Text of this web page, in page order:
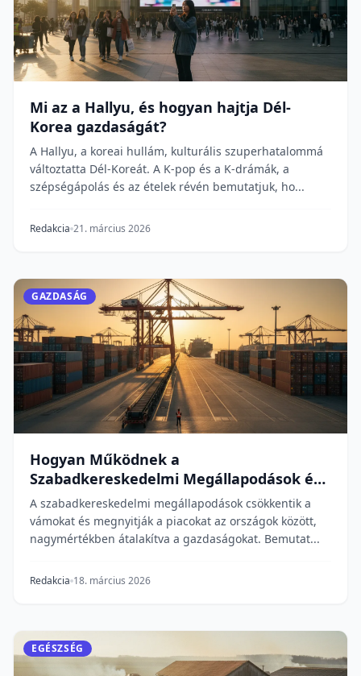
Mi az a Hallyu, és hogyan hajtja Dél-
Korea gazdaságát?
A Hallyu, a koreai hullám, kulturális szuperhatalommá
változtatta Dél-Koreát. A K-pop és a K-drámák, a
szépségápolás és az ételek révén bemutatjuk, ho...
Redakcia 21. március 2026
GAZDASÁG
Hogyan Működnek a
Szabadkereskedelmi Megállapodások és
Miért Fontosak?
A szabadkereskedelmi megállapodások csökkentik a
vámokat és megnyitják a piacokat az országok között,
nagymértékben átalakítva a gazdaságokat. Bemutat...
Redakcia 18. március 2026
EGÉSZSÉG